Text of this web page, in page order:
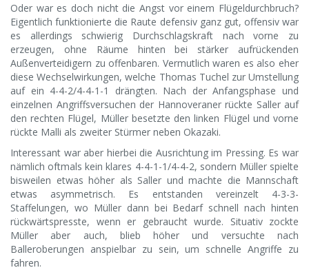
Oder war es doch nicht die Angst vor einem Flügeldurchbruch?
Eigentlich funktionierte die Raute defensiv ganz gut, offensiv war
es allerdings schwierig Durchschlagskraft nach vorne zu
erzeugen, ohne Räume hinten bei stärker aufrückenden
Außenverteidigern zu offenbaren. Vermutlich waren es also eher
diese Wechselwirkungen, welche Thomas Tuchel zur Umstellung
auf ein 4-4-2/4-4-1-1 drängten. Nach der Anfangsphase und
einzelnen Angriffsversuchen der Hannoveraner rückte Saller auf
den rechten Flügel, Müller besetzte den linken Flügel und vorne
rückte Malli als zweiter Stürmer neben Okazaki.
Interessant war aber hierbei die Ausrichtung im Pressing. Es war
nämlich oftmals kein klares 4-4-1-1/4-4-2, sondern Müller spielte
bisweilen etwas höher als Saller und machte die Mannschaft
etwas asymmetrisch. Es entstanden vereinzelt 4-3-3-
Staffelungen, wo Müller dann bei Bedarf schnell nach hinten
rückwärtspresste, wenn er gebraucht wurde. Situativ zockte
Müller aber auch, blieb höher und versuchte nach
Balleroberungen anspielbar zu sein, um schnelle Angriffe zu
fahren.